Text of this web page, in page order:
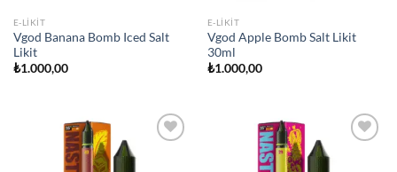
E-LIKIT
Vgod Banana Bomb Iced Salt
Likit
₺1.000,00
E-LIKIT
Vgod Apple Bomb Salt Likit
30ml
₺1.000,00